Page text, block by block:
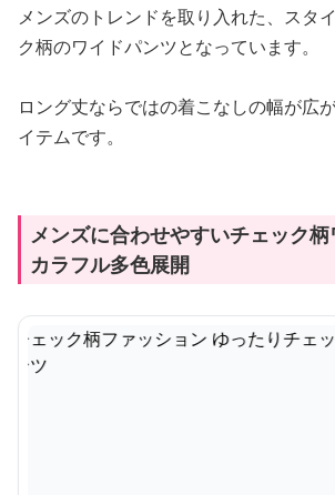
メンズのトレンドを取り入れた、スタ
ク柄のワイドパンツとなっています。
ロング丈ならではの着こなしの幅が広
イテムです。
メンズに合わせやすいチェック
カラフル多色展開